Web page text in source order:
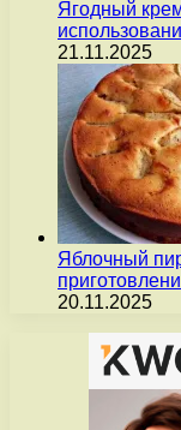
Ягодный
21.11.2025
Яблочный
20.11.2025